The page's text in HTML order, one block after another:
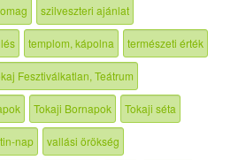
szilveszteri ajánlat
templom, kápolna természeti érték
Fesztiválkatlan, Teátrum
Tokaji Bornapok Tokaji séta
nap vallási örökség